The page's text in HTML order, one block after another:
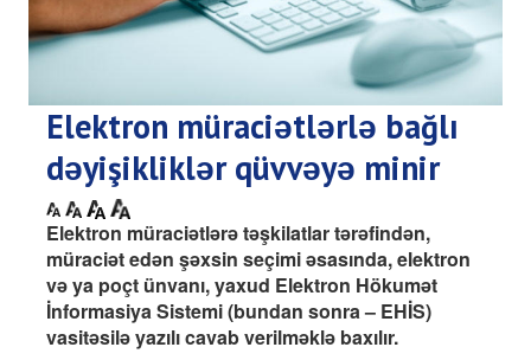
Elektron müraciətlərlə bağlı
dəyişikliklər qüvvəyə minir
Elektron müraciətlərə təşkilatlar tərəfindən,
müraciət edən şəxsin seçimi əsasında, elektron
və ya poçt ünvanı, yaxud Elektron Hökumət
İnformasiya Sistemi (bundan sonra – EHİS)
vasitəsilə yazılı cavab verilməklə baxılır.